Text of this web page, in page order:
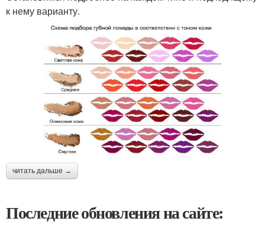
к нему варианту.
читать дальше →
Последние обновления на сайте: